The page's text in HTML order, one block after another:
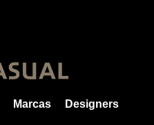
Marcas Designers